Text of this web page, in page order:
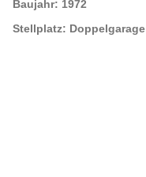
Baujahr: 1972
Stellplatz: Doppelgarage